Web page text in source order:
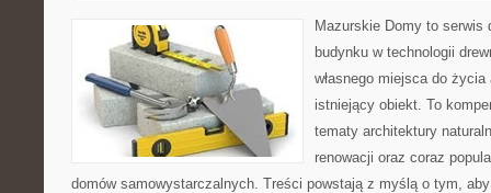
Mazurskie Domy to serwis
budynku w technologii
własnego miejsca do
istniejący obiekt. To
tematy architektury
renowacji oraz coraz
domów samowystarczalnych. Treści powstają z myślą o tym,